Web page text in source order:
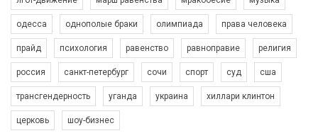
Зупинимо насильство проти ЛГБТ в Україні! Stop violence against LGBT in Ukraine!
6/30/2017
Емоційний та вражаючий промо-ролік на конкурс PACT, який
представляє програму "Гей-альянс Україна" з протидії
насильству проти ЛГБТ в Україні.
Ми просимо вашої підтримки, щоб реалізувати нашу
програму з боротьби з насильством проти ЛГБТ в Україні.
Якщо ти хочеш підтримати нас - просто натисни "лайк" під
1.9K Просмотров • 226 Нравится • 5 Комментариев
одесса однополые браки олимпиада права человека
прайд психология равенство равноправие религия
россия санкт-петербург сочи спорт суд сша
трансгендерность уганда украина хиллари клинтон
церковь шоу-бизнес